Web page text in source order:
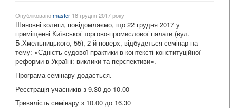
Опублікованоmaster 18 грудня 2017 року
Шановні колеги, повідомляємо, що 22 грудня 2017 у
приміщенні Київської торгово-промислової палати (вул.
Б.Хмельницького, 55), 2-й поверх, відбудеться семінар на
тему: «Єдність судової практики в контексті конституційної
реформи в Україні: виклики та перспективи».
Програма семінару додається.
Реєстрація учасників з 9.30 до 10.00
Тривалість семінару з 10.00 до 16.30